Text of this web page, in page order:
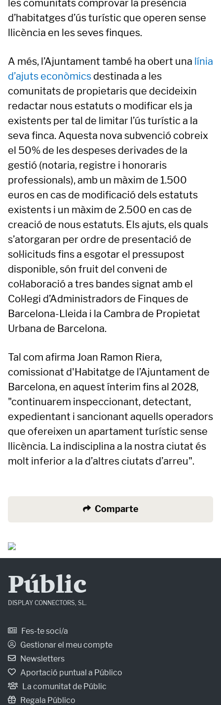
les comunitats comprovar la presència
d’habitatges d’ús turístic que operen sense
llicència en les seves finques.
A més, l’Ajuntament també ha obert una línia
d’ajuts econòmics destinada a les
comunitats de propietaris que decideixin
redactar nous estatuts o modificar els ja
existents per tal de limitar l’ús turístic a la
seva finca. Aquesta nova subvenció cobreix
el 50% de les despeses derivades de la
gestió (notaria, registre i honoraris
professionals), amb un màxim de 1.500
euros en cas de modificació dels estatuts
existents i un màxim de 2.500 en cas de
creació de nous estatuts. Els ajuts, els quals
s’atorgaran per ordre de presentació de
sol·licituds fins a esgotar el pressupost
disponible, són fruit del conveni de
col·laboració a tres bandes signat amb el
Col·legi d’Administradors de Finques de
Barcelona-Lleida i la Cambra de Propietat
Urbana de Barcelona.
Tal com afirma Joan Ramon Riera,
comissionat d'Habitatge de l’Ajuntament de
Barcelona, en aquest ínterim fins al 2028,
"continuarem inspeccionant, detectant,
expedientant i sancionant aquells operadors
que ofereixen un apartament turístic sense
llicència. La indisciplina a la nostra ciutat és
molt inferior a la d’altres ciutats d’arreu".
Comparte
Públic
DISPLAY CONNECTORS, SL.
Fes-te soci/a
Gestionar el meu compte
Newsletters
Aportació puntual a Público
La comunitat de Públic
Regala Público